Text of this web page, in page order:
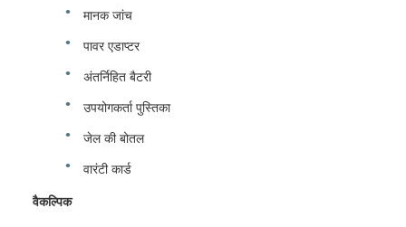
मानक जांच
पावर एडाप्टर
अंतर्निहित बैटरी
उपयोगकर्ता पुस्तिका
जेल की बोतल
वारंटी कार्ड
वैकल्पिक